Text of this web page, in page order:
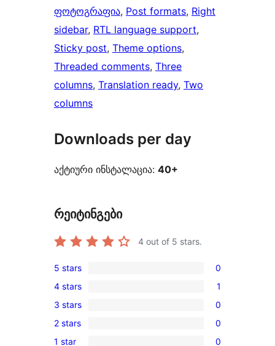
ფოტოგრაფია, Post formats, Right
sidebar, RTL language support
Sticky post, Theme options
Threaded comments, Three
columns, Translation ready, Two
columns
Downloads per day
აქტიური ინსტალაცია: 40+
რეიტინგები
4 out of 5 stars.
0
5-
star
reviews
5 stars 0
1
4-
star
review
4 stars 1
0
3-
star
3 stars 0
0
2 stars 0
1 star 0